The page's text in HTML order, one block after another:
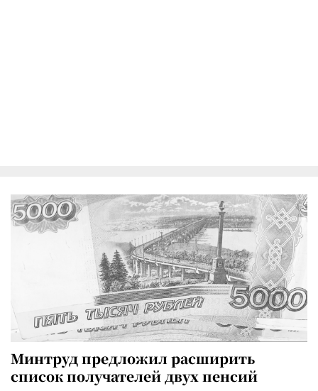
Минтруд предложил расширить
список получателей двух пенсий